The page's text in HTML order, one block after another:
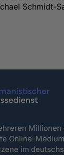
Schmidt-
Online-
im